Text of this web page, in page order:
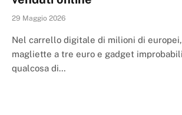
29 Maggio 2026
Nel carrello digitale di milioni di
magliette a tre euro e gadget
qualcosa di…